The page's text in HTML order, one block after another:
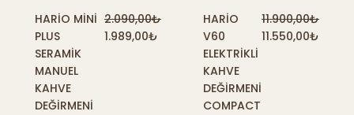
HARIO MINI
PLUS
SERAMIK
MANUEL
KAHVE
DEĞIRMENI
2.090,00₺
1.989,00₺
HARIO
V60
ELEKTRIKLI
KAHVE
DEĞIRMENI
COMPACT
11.900,00₺
11.550,00₺